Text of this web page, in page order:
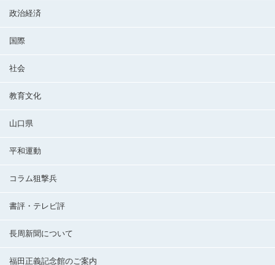
政治経済
国際
社会
教育文化
山口県
平和運動
コラム狙撃兵
書評・テレビ評
長周新聞について
福田正義記念館のご案内